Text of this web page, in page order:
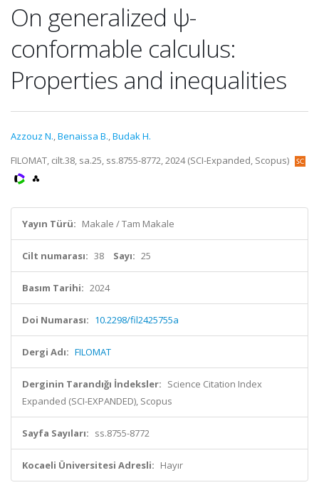
On generalized ψ-
conformable calculus:
Properties and inequalities
Azzouz N.,Benaissa B.,Budak H.
FILOMAT, cilt.38, sa.25, ss.8755-8772, 2024 (SCI-Expanded, Scopus)
Yayın Türü: Makale / Tam Makale
Cilt numarası: 38 Sayı: 25
Basım Tarihi: 2024
Doi Numarası: 10.2298/fil2425755a
Dergi Adı: FILOMAT
Derginin Tarandığı İndeksler: Science Citation Index
Expanded (SCI-EXPANDED), Scopus
Sayfa Sayıları: ss.8755-8772
Kocaeli Üniversitesi Adresli: Hayır